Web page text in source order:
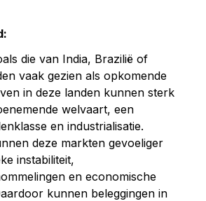
die van India, Brazilië of
vaak gezien als opkomende
in deze landen kunnen sterk
welvaart, een
en industrialisatie.
deze markten gevoeliger
instabiliteit,
en economische
kunnen beleggingen in